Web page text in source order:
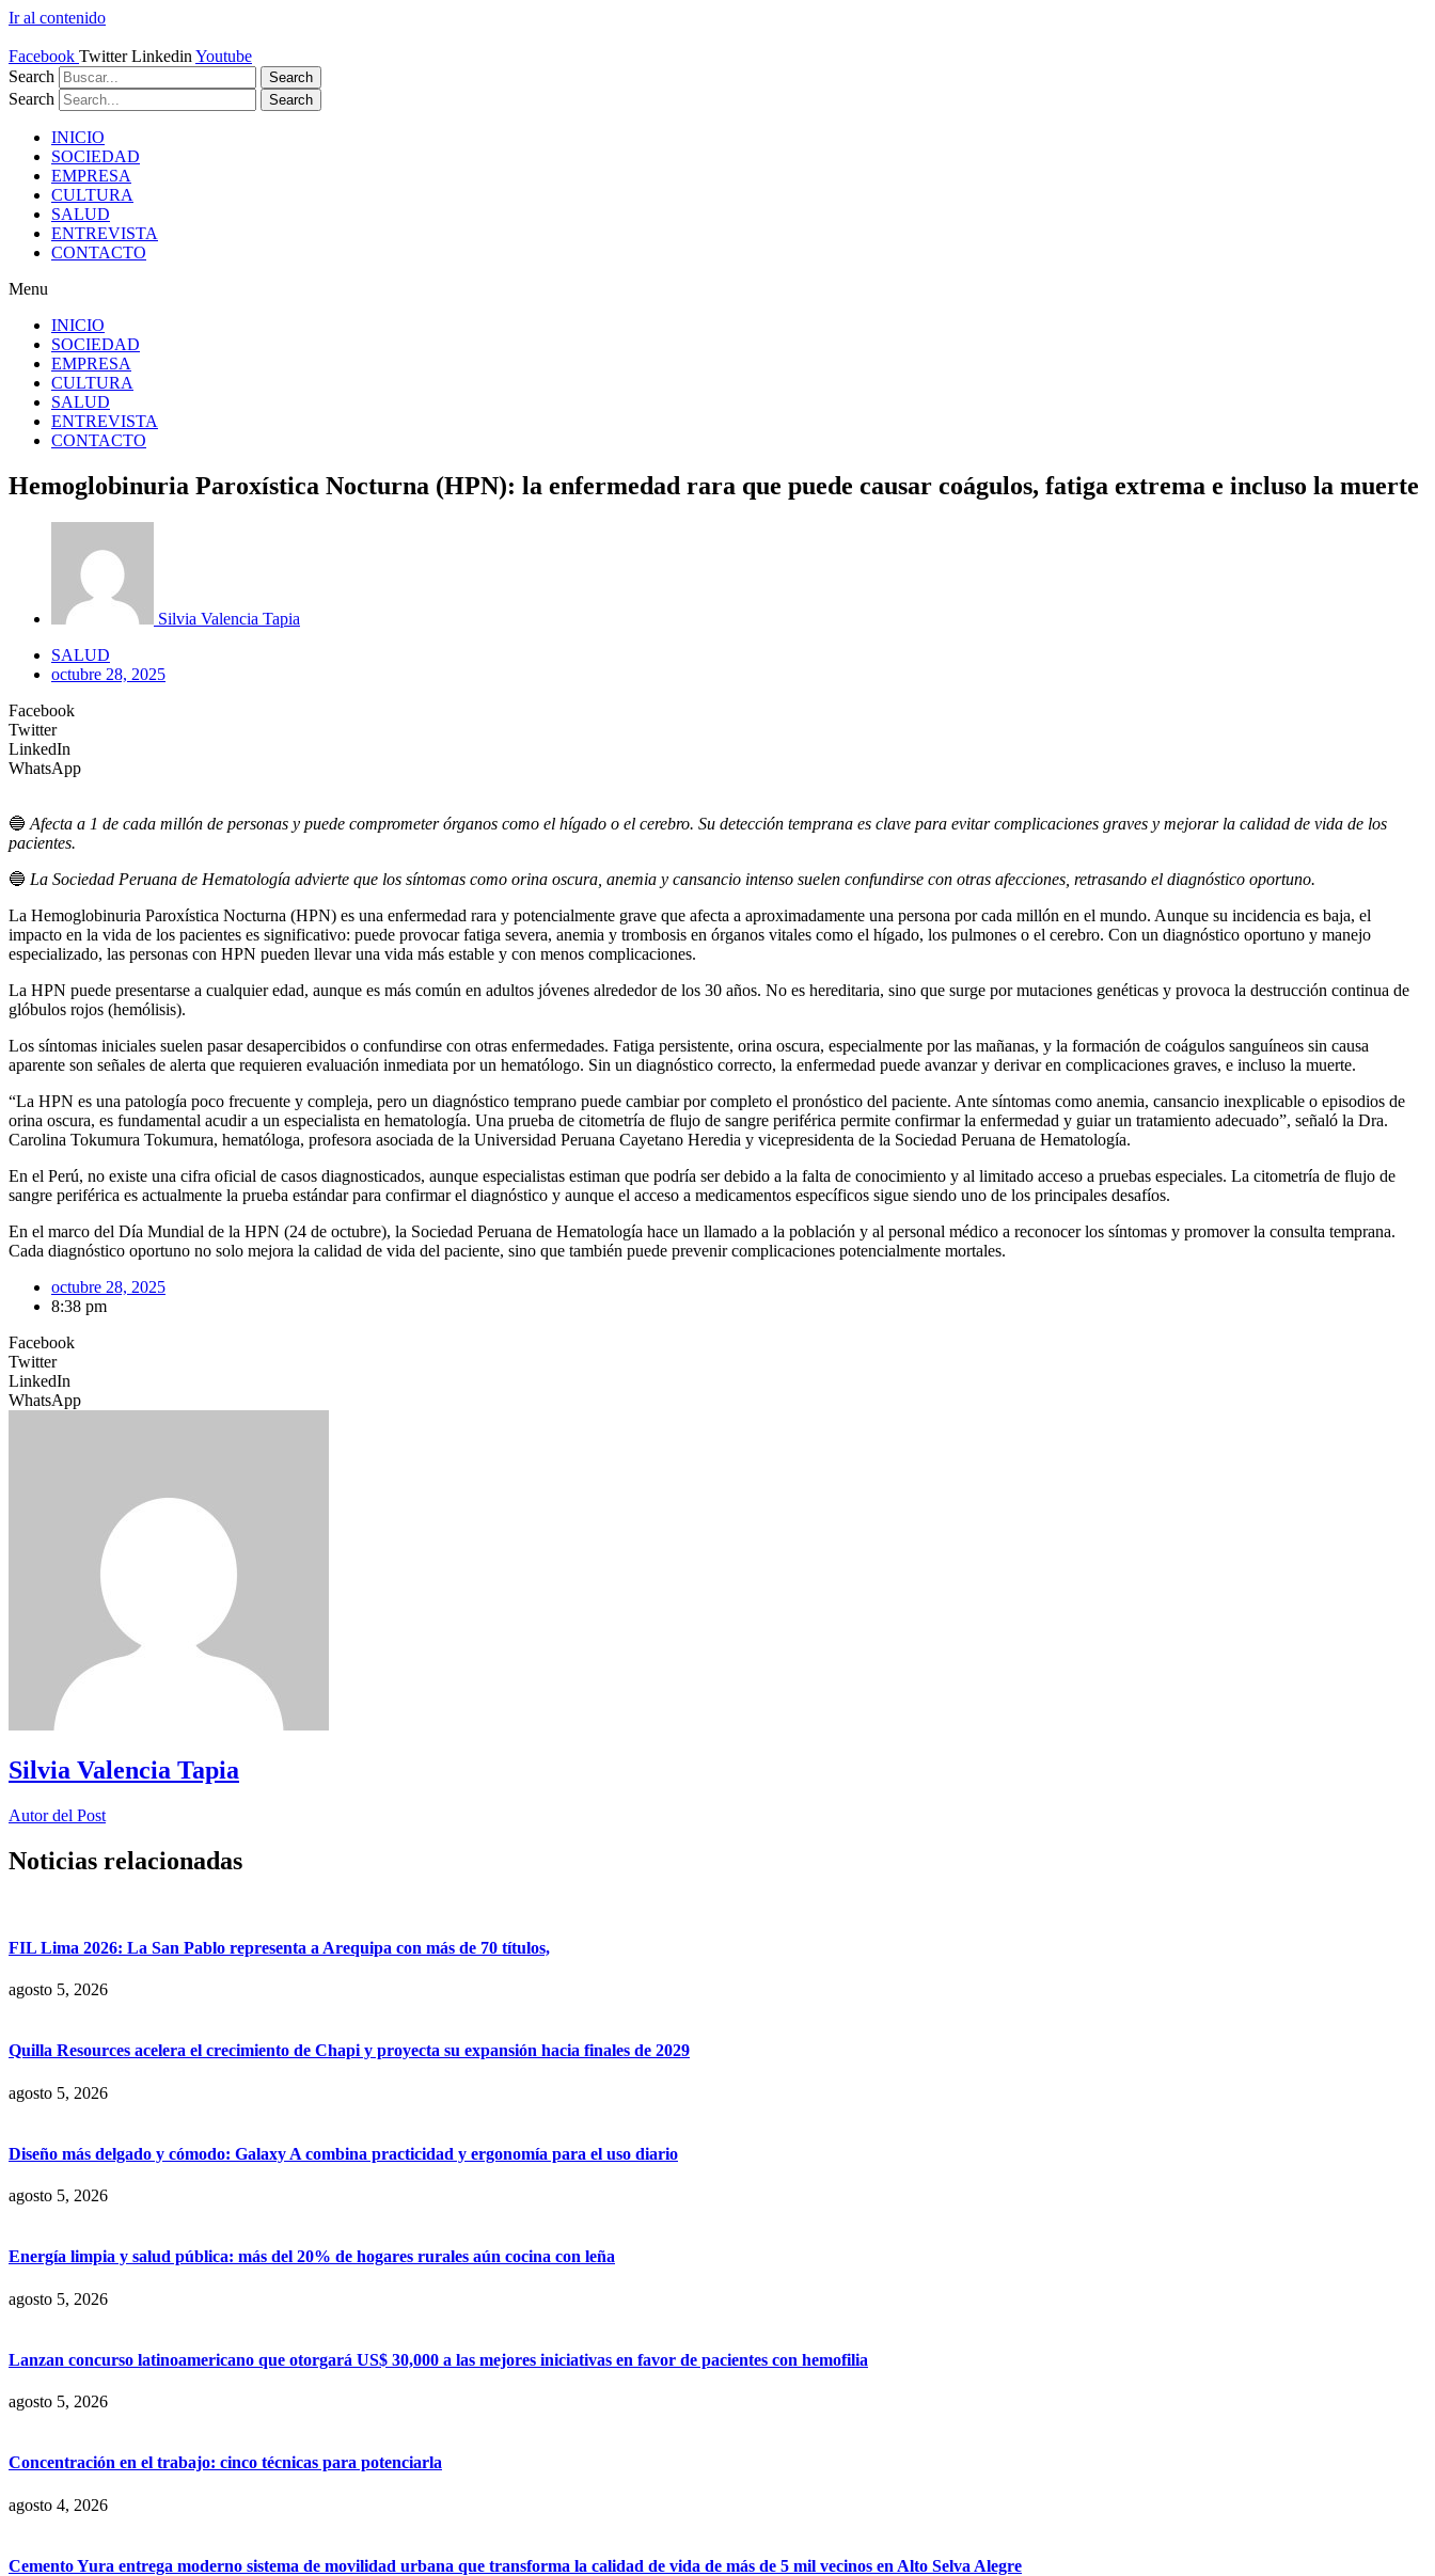
Ir al contenido
Facebook Twitter Linkedin Youtube
Search
Search
Search Search
INICIO
SOCIEDAD
EMPRESA
CULTURA
SALUD
ENTREVISTA
CONTACTO
Menu
INICIO
SOCIEDAD
EMPRESA
CULTURA
SALUD
ENTREVISTA
CONTACTO
Hemoglobinuria Paroxística Nocturna (HPN): la enfermedad rara que puede causar coágulos, fatiga extrema e incluso la muerte
Silvia Valencia Tapia
SALUD
octubre 28, 2025
Facebook
Twitter
LinkedIn
WhatsApp
🔵 Afecta a 1 de cada millón de personas y puede comprometer órganos como el hígado o el cerebro. Su detección temprana es clave para evitar complicaciones graves y mejorar la calidad de vida de los
pacientes.
🔵 La Sociedad Peruana de Hematología advierte que los síntomas como orina oscura, anemia y cansancio intenso suelen confundirse con otras afecciones, retrasando el diagnóstico oportuno.
La Hemoglobinuria Paroxística Nocturna (HPN) es una enfermedad rara y potencialmente grave que afecta a aproximadamente una persona por cada millón en el mundo. Aunque su incidencia es baja, el
impacto en la vida de los pacientes es significativo: puede provocar fatiga severa, anemia y trombosis en órganos vitales como el hígado, los pulmones o el cerebro. Con un diagnóstico oportuno y manejo
especializado, las personas con HPN pueden llevar una vida más estable y con menos complicaciones.
La HPN puede presentarse a cualquier edad, aunque es más común en adultos jóvenes alrededor de los 30 años. No es hereditaria, sino que surge por mutaciones genéticas y provoca la destrucción continua de
glóbulos rojos (hemólisis).
Los síntomas iniciales suelen pasar desapercibidos o confundirse con otras enfermedades. Fatiga persistente, orina oscura, especialmente por las mañanas, y la formación de coágulos sanguíneos sin causa
aparente son señales de alerta que requieren evaluación inmediata por un hematólogo. Sin un diagnóstico correcto, la enfermedad puede avanzar y derivar en complicaciones graves, e incluso la muerte.
“La HPN es una patología poco frecuente y compleja, pero un diagnóstico temprano puede cambiar por completo el pronóstico del paciente. Ante síntomas como anemia, cansancio inexplicable o episodios de
orina oscura, es fundamental acudir a un especialista en hematología. Una prueba de citometría de flujo de sangre periférica permite confirmar la enfermedad y guiar un tratamiento adecuado”, señaló la Dra.
Carolina Tokumura Tokumura, hematóloga, profesora asociada de la Universidad Peruana Cayetano Heredia y vicepresidenta de la Sociedad Peruana de Hematología.
En el Perú, no existe una cifra oficial de casos diagnosticados, aunque especialistas estiman que podría ser debido a la falta de conocimiento y al limitado acceso a pruebas especiales. La citometría de flujo de
sangre periférica es actualmente la prueba estándar para confirmar el diagnóstico y aunque el acceso a medicamentos específicos sigue siendo uno de los principales desafíos.
En el marco del Día Mundial de la HPN (24 de octubre), la Sociedad Peruana de Hematología hace un llamado a la población y al personal médico a reconocer los síntomas y promover la consulta temprana.
Cada diagnóstico oportuno no solo mejora la calidad de vida del paciente, sino que también puede prevenir complicaciones potencialmente mortales.
octubre 28, 2025
8:38 pm
Facebook
Twitter
LinkedIn
WhatsApp
Silvia Valencia Tapia
Autor del Post
Noticias relacionadas
FIL Lima 2026: La San Pablo representa a Arequipa con más de 70 títulos,
agosto 5, 2026
Quilla Resources acelera el crecimiento de Chapi y proyecta su expansión hacia finales de 2029
agosto 5, 2026
Diseño más delgado y cómodo: Galaxy A combina practicidad y ergonomía para el uso diario
agosto 5, 2026
Energía limpia y salud pública: más del 20% de hogares rurales aún cocina con leña
agosto 5, 2026
Lanzan concurso latinoamericano que otorgará US$ 30,000 a las mejores iniciativas en favor de pacientes con hemofilia
agosto 5, 2026
Concentración en el trabajo: cinco técnicas para potenciarla
agosto 4, 2026
Cemento Yura entrega moderno sistema de movilidad urbana que transforma la calidad de vida de más de 5 mil vecinos en Alto Selva Alegre